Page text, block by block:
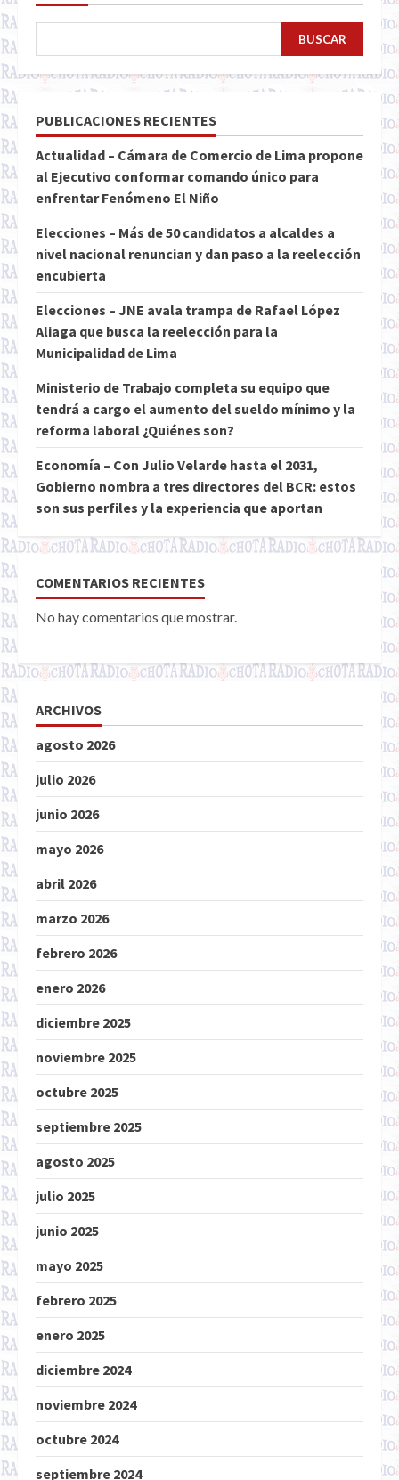
BUSCAR
PUBLICACIONES RECIENTES
Actualidad – Cámara de Comercio de Lima propone
al Ejecutivo conformar comando único para
enfrentar Fenómeno El Niño
Elecciones – Más de 50 candidatos a alcaldes a
nivel nacional renuncian y dan paso a la reelección
encubierta
Elecciones – JNE avala trampa de Rafael López
Aliaga que busca la reelección para la
Municipalidad de Lima
Ministerio de Trabajo completa su equipo que
tendrá a cargo el aumento del sueldo mínimo y la
reforma laboral ¿Quiénes son?
Economía – Con Julio Velarde hasta el 2031,
Gobierno nombra a tres directores del BCR: estos
son sus perfiles y la experiencia que aportan
COMENTARIOS RECIENTES
No hay comentarios que mostrar.
ARCHIVOS
agosto 2026
julio 2026
junio 2026
mayo 2026
abril 2026
marzo 2026
febrero 2026
enero 2026
diciembre 2025
noviembre 2025
octubre 2025
septiembre 2025
agosto 2025
julio 2025
junio 2025
mayo 2025
febrero 2025
enero 2025
diciembre 2024
noviembre 2024
octubre 2024
septiembre 2024